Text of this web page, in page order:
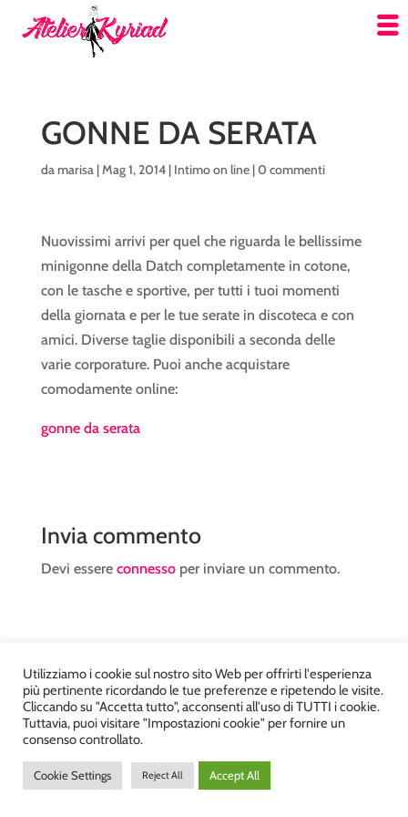
GONNE DA SERATA
damarisa|Mag 1, 2014| Intimo on line|0 commenti
Nuovissimi arrivi per quel che riguarda le bellissime
minigonne della Datch completamente in cotone,
con le tasche e sportive, per tutti i tuoi momenti
della giornata e per le tue serate in discoteca e con
amici. Diverse taglie disponibili a seconda delle
varie corporature. Puoi anche acquistare
comodamente online:
gonne da serata
Invia commento
Devi essere connessoper inviare un commento.
Atelier Kyriad da Mary – via Carducci, 12 – Chiavenna –
Sondrio P.Iva 00812910149 – Tel. 0343 36560 – Sito
realizzato da
Utilizziamo i cookie sul nostro sito Web per offrirti l'esperienza
più pertinente ricordando le tue preferenze e ripetendo le visite.
Cliccando su "Accetta tutto", acconsenti all'uso di TUTTI i cookie.
Tuttavia, puoi visitare "Impostazioni cookie" per fornire un
consenso controllato.
Cookie Settings Reject All Accept All